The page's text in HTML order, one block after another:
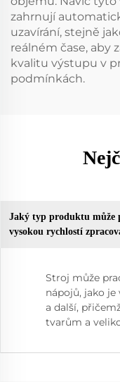
zahrnují
uzavírání, stejně
reálném čase, aby
kvalitu výstupu v
podmínkách.
Jaký typ produktu může
vysokou rychlostí
Stroj může
nápojů, jako je
a další,
tvarům a